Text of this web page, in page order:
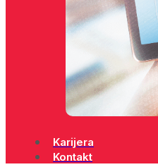
Karijera
Kontakt